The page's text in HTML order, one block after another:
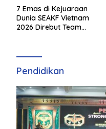
7 Emas di Kejuaraan
Dunia SEAKF Vietnam
2026 Direbut Team
Pendidikan